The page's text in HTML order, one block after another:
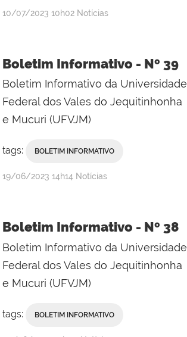
publicado
10/07/2023 10h02 Notícias
Boletim Informativo - Nº 39
Boletim Informativo da Universidade
Federal dos Vales do Jequitinhonha
e Mucuri (UFVJM)
tags: BOLETIM INFORMATIVO
publicado
19/06/2023 14h14 Notícias
Boletim Informativo - Nº 38
Boletim Informativo da Universidade
Federal dos Vales do Jequitinhonha
e Mucuri (UFVJM)
tags: BOLETIM INFORMATIVO